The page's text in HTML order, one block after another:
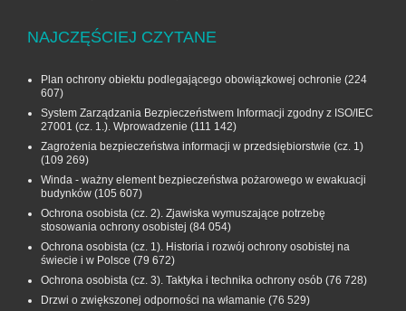
NAJCZĘŚCIEJ CZYTANE
Plan ochrony obiektu podlegającego obowiązkowej ochronie (224
607)
System Zarządzania Bezpieczeństwem Informacji zgodny z ISO/IEC
27001 (cz. 1.). Wprowadzenie (111 142)
Zagrożenia bezpieczeństwa informacji w przedsiębiorstwie (cz. 1)
(109 269)
Winda - ważny element bezpieczeństwa pożarowego w ewakuacji
budynków (105 607)
Ochrona osobista (cz. 2). Zjawiska wymuszające potrzebę
stosowania ochrony osobistej (84 054)
Ochrona osobista (cz. 1). Historia i rozwój ochrony osobistej na
świecie i w Polsce (79 672)
Ochrona osobista (cz. 3). Taktyka i technika ochrony osób (76 728)
Drzwi o zwiększonej odporności na włamanie (76 529)